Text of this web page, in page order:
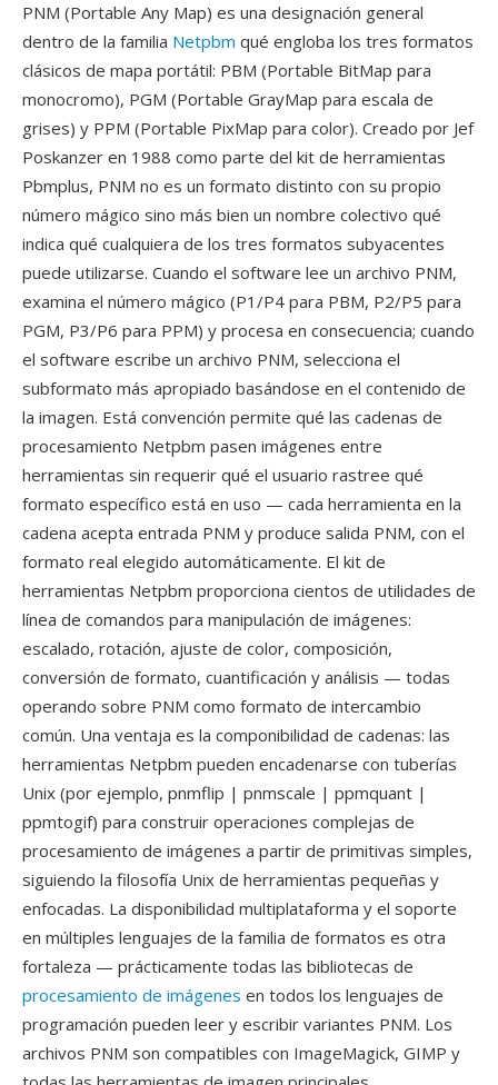
PNM (Portable Any Map) es una designación general
dentro de la familia Netpbm qué engloba los tres formatos
clásicos de mapa portátil: PBM (Portable BitMap para
monocromo), PGM (Portable GrayMap para escala de
grises) y PPM (Portable PixMap para color). Creado por Jef
Poskanzer en 1988 como parte del kit de herramientas
Pbmplus, PNM no es un formato distinto con su propio
número mágico sino más bien un nombre colectivo qué
indica qué cualquiera de los tres formatos subyacentes
puede utilizarse. Cuando el software lee un archivo PNM,
examina el número mágico (P1/P4 para PBM, P2/P5 para
PGM, P3/P6 para PPM) y procesa en consecuencia; cuando
el software escribe un archivo PNM, selecciona el
subformato más apropiado basándose en el contenido de
la imagen. Está convención permite qué las cadenas de
procesamiento Netpbm pasen imágenes entre
herramientas sin requerir qué el usuario rastree qué
formato específico está en uso — cada herramienta en la
cadena acepta entrada PNM y produce salida PNM, con el
formato real elegido automáticamente. El kit de
herramientas Netpbm proporciona cientos de utilidades de
línea de comandos para manipulación de imágenes:
escalado, rotación, ajuste de color, composición,
conversión de formato, cuantificación y análisis — todas
operando sobre PNM como formato de intercambio
común. Una ventaja es la componibilidad de cadenas: las
herramientas Netpbm pueden encadenarse con tuberías
Unix (por ejemplo, pnmflip | pnmscale | ppmquant |
ppmtogif) para construir operaciones complejas de
procesamiento de imágenes a partir de primitivas simples,
siguiendo la filosofía Unix de herramientas pequeñas y
enfocadas. La disponibilidad multiplataforma y el soporte
en múltiples lenguajes de la familia de formatos es otra
fortaleza — prácticamente todas las bibliotecas de
procesamiento de imágenes en todos los lenguajes de
programación pueden leer y escribir variantes PNM. Los
archivos PNM son compatibles con ImageMagick, GIMP y